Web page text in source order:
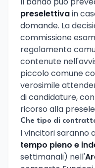
preselettivain
domande. La
commissione
regolamento
contenute
piccolo comune
verosimile
di candidature,
ricorso alla
Che tipo di
I vincitori saranno
tempo pieno e
settimanali) nell'